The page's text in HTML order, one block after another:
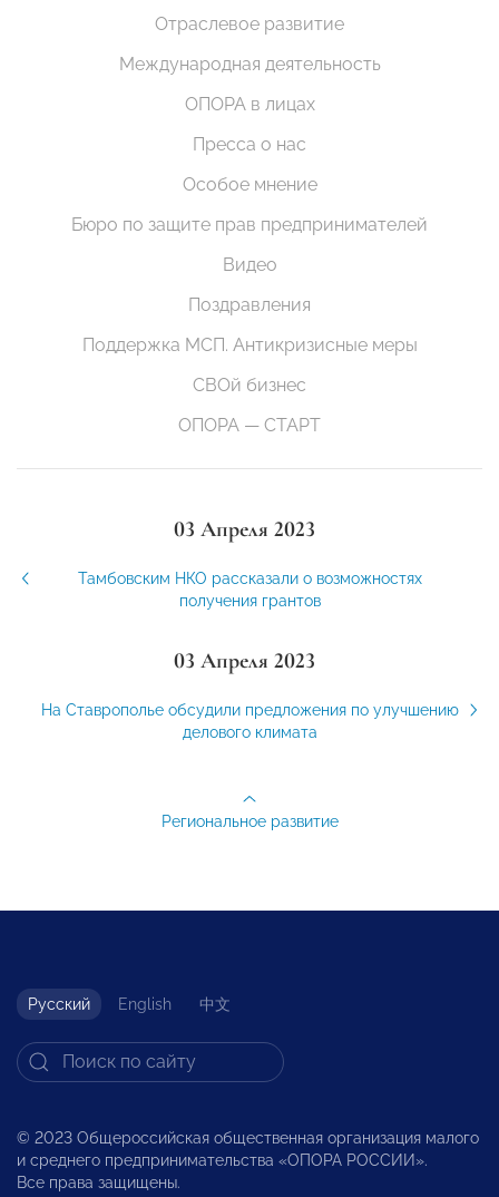
Отраслевое развитие
Международная деятельность
ОПОРА в лицах
Пресса о нас
Особое мнение
Бюро по защите прав предпринимателей
Видео
Поздравления
Поддержка МСП. Антикризисные меры
СВОй бизнес
ОПОРА — СТАРТ
03 Апреля 2023
Тамбовским НКО рассказали о возможностях
получения грантов
03 Апреля 2023
На Ставрополье обсудили предложения по улучшению
делового климата
Региональное развитие
Русский English 中文
© 2023 Общероссийская общественная организация малого
и среднего предпринимательства «ОПОРА РОССИИ».
Все права защищены.